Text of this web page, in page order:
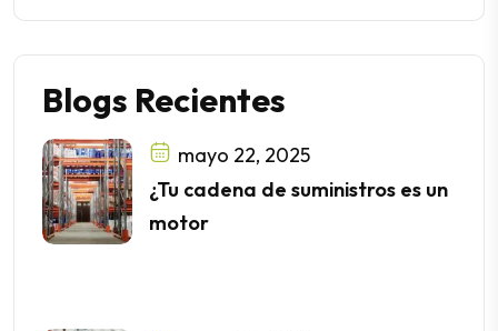
mayo 22, 2025
¿Tu cadena de suministros es un
motor